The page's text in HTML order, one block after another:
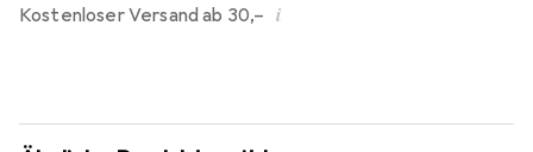
Kostenloser Versand ab 30,– i